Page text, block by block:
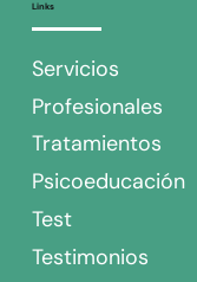
Cómo
Links
Servicios
Profesionales
Tratamientos
Psicoeducación
Test
Testimonios